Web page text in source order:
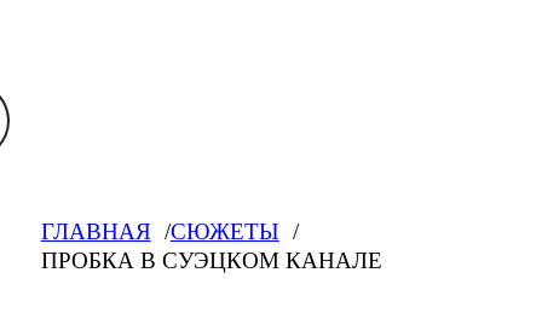
ГЛАВНАЯ
СЮЖЕТЫ
ПРОБКА В СУЭЦКОМ КАНАЛЕ